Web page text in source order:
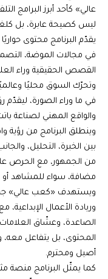
عالي» كأحد أبرز البرامج
ليس كصيحة عابرة، بل
يقدّم البرنامج محتوى
في مجالات الموضة،
القصص الحقيقية وراء
وتحرّك السوق محليًا
في ما وراء الصورة، ليقدّم
والواقع المهني لصناعة
وينطلق البرنامج من
بين الخبرة، التحليل،
من الجمهور، مع الحرص
مضافة، سواء للمشاهد أو
ويستهدف «كعب عالي»
وريادة الأعمال
الصاعدة، وعشّاق
المحتوى، بل يتفاعل
أصيل ومحترم.
كما يمثّل البرنامج منصة